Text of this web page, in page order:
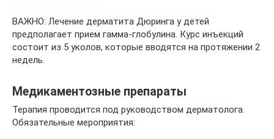
ВАЖНО: Лечение дерматита Дюринга у детей
предполагает прием гамма-глобулина. Курс инъекций
состоит из 5 уколов, которые вводятся на протяжении 2
недель.
Медикаментозные препараты
Терапия проводится под руководством дерматолога.
Обязательные мероприятия: